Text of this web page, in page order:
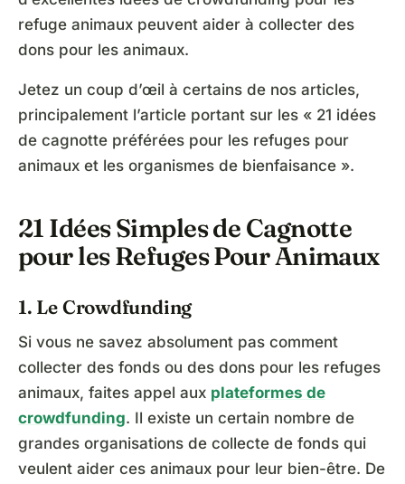
refuge animaux peuvent aider à collecter des
dons pour les animaux.
Jetez un coup d’œil à certains de nos articles,
principalement l’article portant sur les « 21 idées
de cagnotte préférées pour les refuges pour
animaux et les organismes de bienfaisance ».
21 Idées Simples de Cagnotte
pour les Refuges Pour Animaux
1. Le Crowdfunding
Si vous ne savez absolument pas comment
collecter des fonds ou des dons pour les refuges
animaux, faites appel aux plateformes de
crowdfunding. Il existe un certain nombre de
grandes organisations de collecte de fonds qui
veulent aider ces animaux pour leur bien-être. De